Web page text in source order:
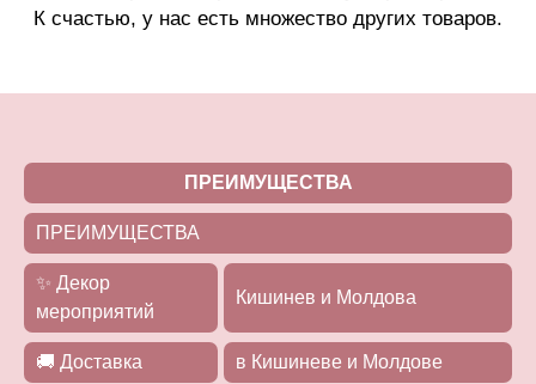
К счастью, у нас есть множество других товаров.
ПРЕИМУЩЕСТВА
ПРЕИМУЩЕСТВА
✨ Декор
мероприятий
Кишинев и Молдова
🚚 Доставка в Кишиневе и Молдове